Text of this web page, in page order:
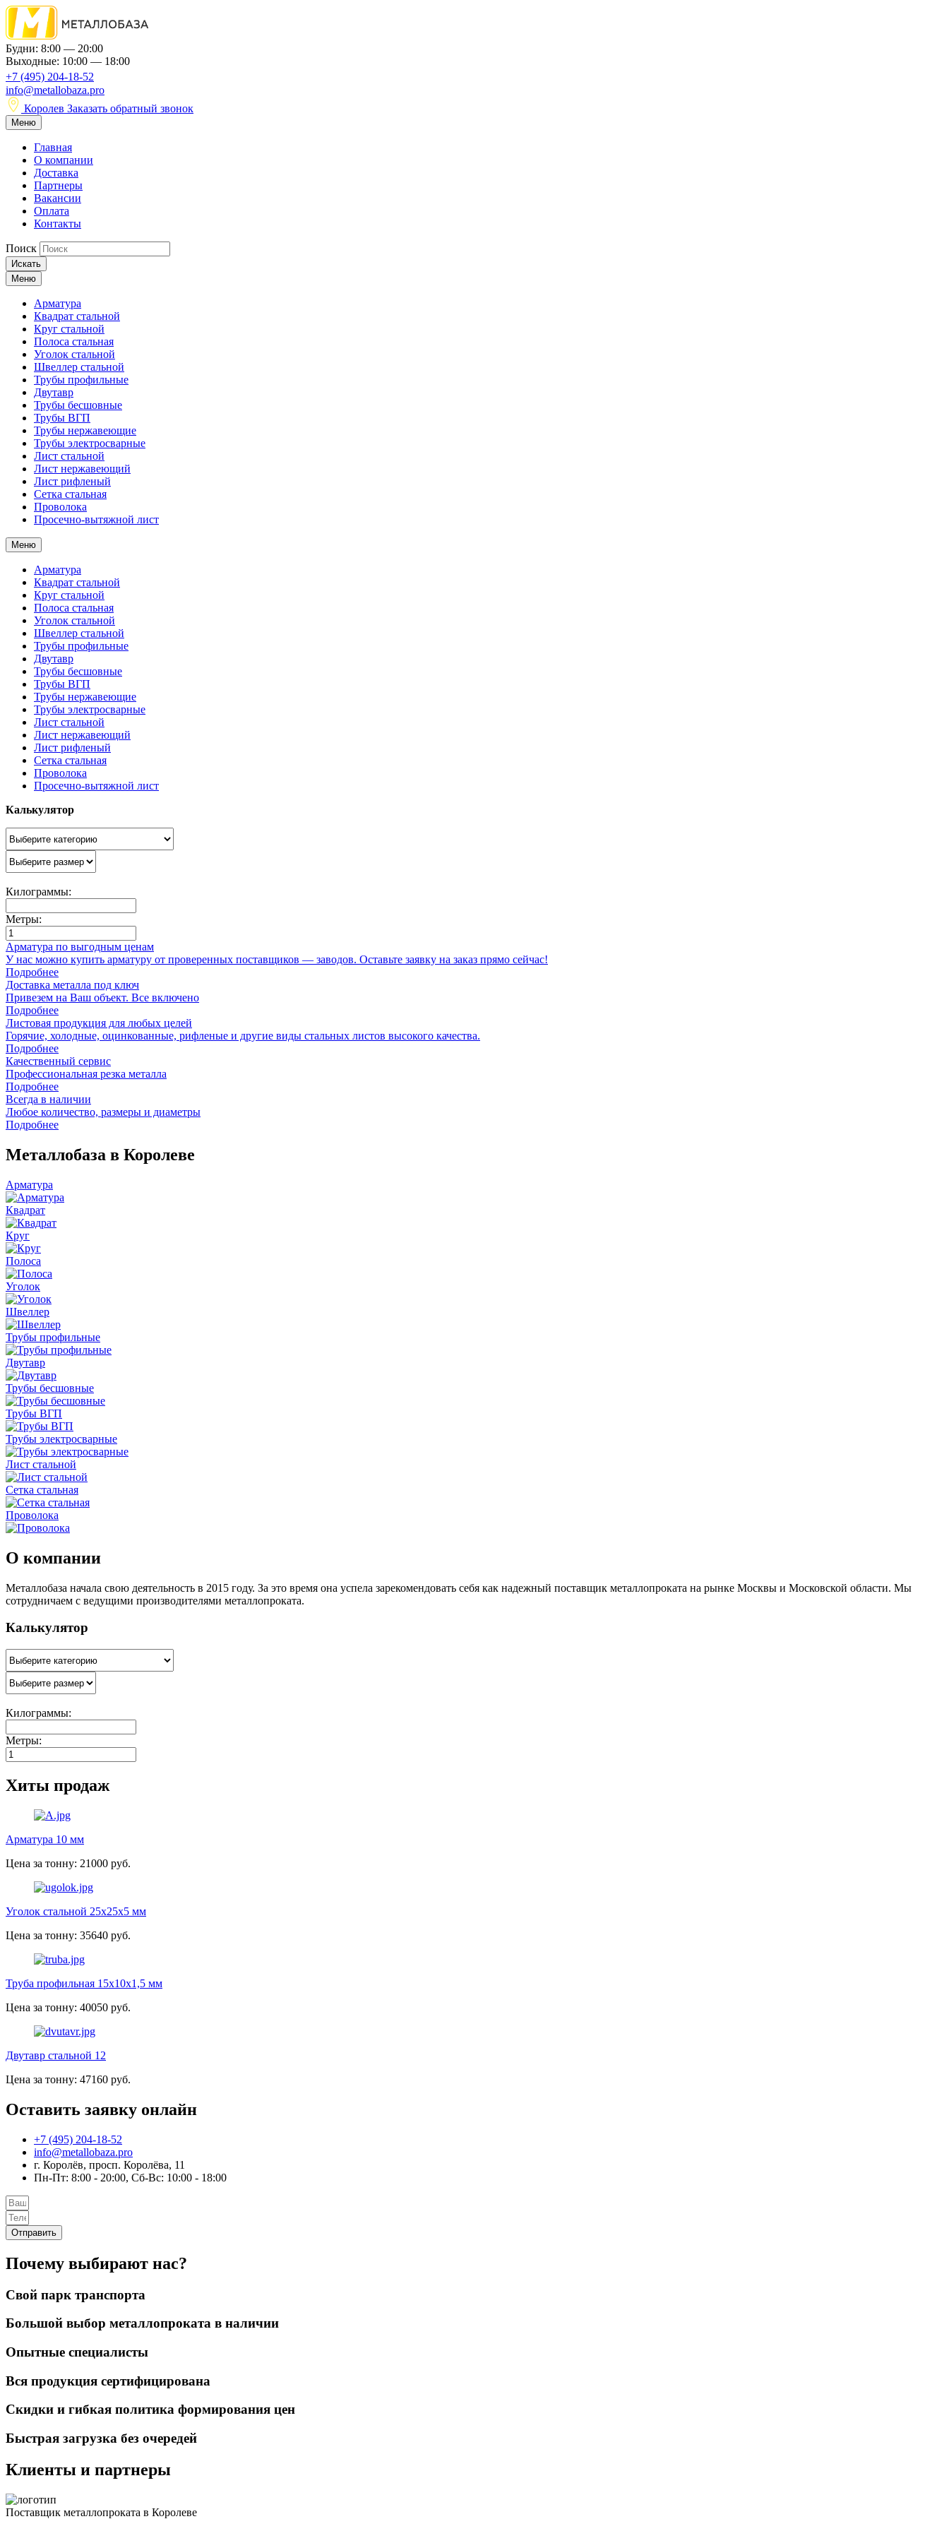
Будни: 8:00 — 20:00
Выходные: 10:00 — 18:00
+7 (495) 204-18-52
info@metallobaza.pro
Королев Заказать обратный звонок
Меню
Главная
О компании
Доставка
Партнеры
Вакансии
Оплата
Контакты
Поиск
Искать
Меню
Арматура
Квадрат стальной
Круг стальной
Полоса стальная
Уголок стальной
Швеллер стальной
Трубы профильные
Двутавр
Трубы бесшовные
Трубы ВГП
Трубы нержавеющие
Трубы электросварные
Лист стальной
Лист нержавеющий
Лист рифленый
Сетка стальная
Проволока
Просечно-вытяжной лист
Меню
Арматура
Квадрат стальной
Круг стальной
Полоса стальная
Уголок стальной
Швеллер стальной
Трубы профильные
Двутавр
Трубы бесшовные
Трубы ВГП
Трубы нержавеющие
Трубы электросварные
Лист стальной
Лист нержавеющий
Лист рифленый
Сетка стальная
Проволока
Просечно-вытяжной лист
Калькулятор
Килограммы:
Метры:
Арматура по выгодным ценам
У нас можно купить арматуру от проверенных поставщиков — заводов. Оставьте заявку на заказ прямо сейчас!
Подробнее
Доставка металла под ключ
Привезем на Ваш объект. Все включено
Подробнее
Листовая продукция для любых целей
Горячие, холодные, оцинкованные, рифленые и другие виды стальных листов высокого качества.
Подробнее
Качественный сервис
Профессиональная резка металла
Подробнее
Всегда в наличии
Любое количество, размеры и диаметры
Подробнее
Металлобаза в Королеве
Арматура
Квадрат
Круг
Полоса
Уголок
Швеллер
Трубы профильные
Двутавр
Трубы бесшовные
Трубы ВГП
Трубы электросварные
Лист стальной
Сетка стальная
Проволока
О компании
Металлобаза начала свою деятельность в 2015 году. За это время она успела зарекомендовать себя как надежный поставщик металлопроката на рынке Москвы и Московской области. Мы
сотрудничаем с ведущими производителями металлопроката.
Калькулятор
Килограммы:
Метры:
Хиты продаж
Арматура 10 мм
Цена за тонну: 21000 руб.
Уголок стальной 25х25х5 мм
Цена за тонну: 35640 руб.
Труба профильная 15х10х1,5 мм
Цена за тонну: 40050 руб.
Двутавр стальной 12
Цена за тонну: 47160 руб.
Оставить заявку онлайн
+7 (495) 204-18-52
info@metallobaza.pro
г. Королёв, просп. Королёва, 11
Пн-Пт: 8:00 - 20:00, Сб-Вс: 10:00 - 18:00
Отправить
Почему выбирают нас?
Свой парк транспорта
Большой выбор металлопроката в наличии
Опытные специалисты
Вся продукция сертифицирована
Скидки и гибкая политика формирования цен
Быстрая загрузка без очередей
Клиенты и партнеры
Поставщик металлопроката в Королеве